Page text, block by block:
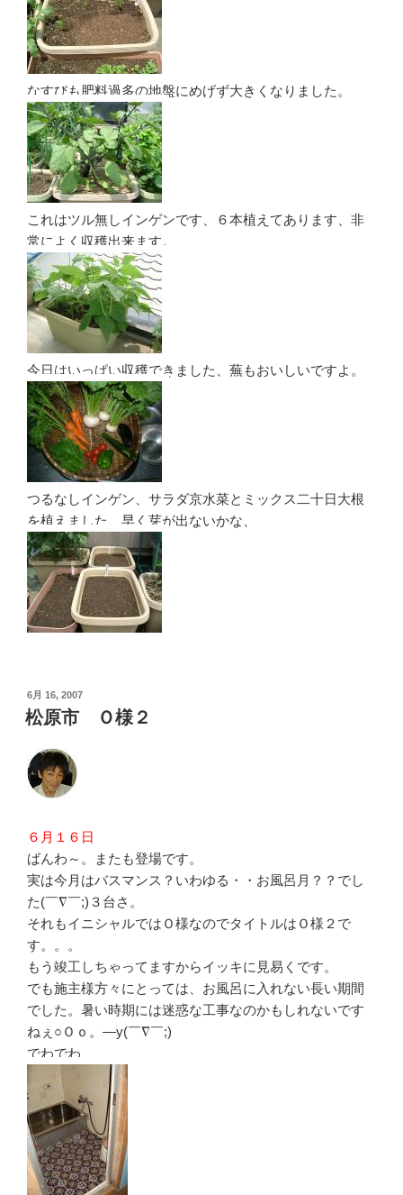
なすびも肥料過多の地盤にめげず大きくなりました。
これはツル無しインゲンです、６本植えてあります、非
常によく収穫出来ます。
今日はいっぱい収穫できました、蕪もおいしいですよ。
つるなしインゲン、サラダ京水菜とミックス二十日大根
を植えました、早く芽が出ないかな、
投
稿
日:
6月 16, 2007
松原市 Ｏ様２
６月１６日
ばんわ～。またも登場です。
実は今月はバスマンス？いわゆる・・お風呂月？？でし
た(￣∇￣;)３台さ。
それもイニシャルではＯ様なのでタイトルはＯ様２で
す。。。
もう竣工しちゃってますからイッキに見易くです。
でも施主様方々にとっては、お風呂に入れない長い期間
でした。暑い時期には迷惑な工事なのかもしれないです
ねぇ○Ｏｏ。―y(￣∇￣;)
でわでわ